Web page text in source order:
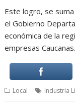
Este logro, se
el Gobierno
económica de la
empresas Caucanas.
Local Industria